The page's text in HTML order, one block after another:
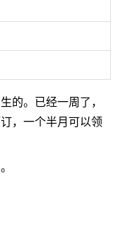
的。已经一周了，
，一个半月可以领